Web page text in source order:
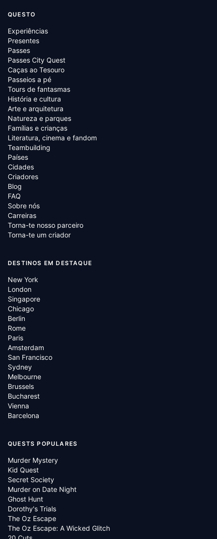
QUESTO
Experiências
Presentes
Passes
Passes City Quest
Caças ao Tesouro
Passeios a pé
Tours de fantasmas
História e cultura
Arte e arquitetura
Natureza e parques
Famílias e crianças
Literatura, cinema e fandom
Teambuilding
Países
Cidades
Criadores
Blog
FAQ
Sobre nós
Carreiras
Torna-te nosso parceiro
Torna-te um criador
DESTINOS EM DESTAQUE
New York
London
Singapore
Chicago
Berlin
Rome
Paris
Amsterdam
San Francisco
Sydney
Melbourne
Brussels
Bucharest
Vienna
Barcelona
QUESTS POPULARES
Murder Mystery
Kid Quest
Secret Society
Murder on Date Night
Ghost Hunt
Dorothy's Trials
The Oz Escape
The Oz Escape: A Wicked Glitch